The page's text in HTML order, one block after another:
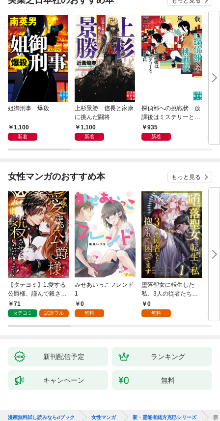
姐御刑事 爆殺
1,100
新着
上杉景勝 信長と家康
に挑んだ闘将
1,100
新着
探偵部への挑戦状 放
課後はミステリーとと
もに 新装版
935
新着
騒動
女性マンガのおすすめ本 もっと見る
【タテヨミ】1.愛する
公爵様、謹んで殺させ
ていただきます！
71
タテヨミ 試読フル
みせあいっこフレンド
1
0
無料
堕落聖女に転生した
私、3人の従者たちに
抱かれて困ってます 第
1話
0
無料
授
身
新刊配信予定 ランキング
キャンペーン 無料
漫画無料試し読みならdブック 女性マンガ 新・霊能者緒方克巳シリーズ 新